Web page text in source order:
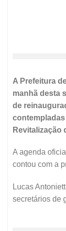
A Prefeitura
manhã desta
de
Revitalização
A agenda
contou com a
Lucas
secretários de